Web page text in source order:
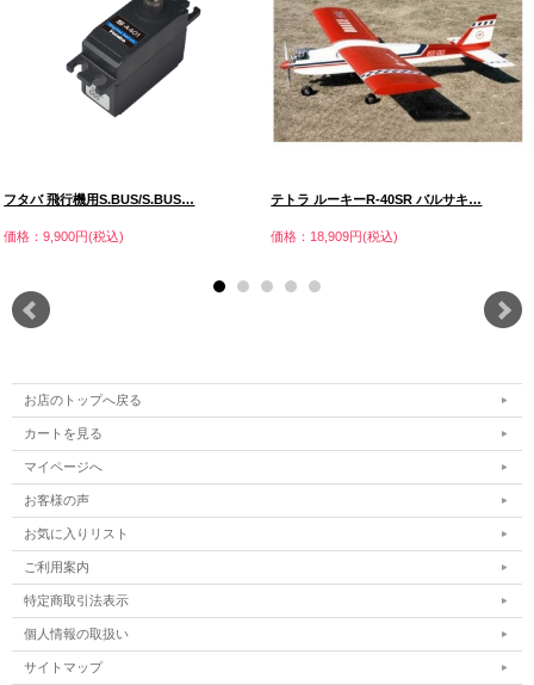
フタバ 飛行機用S.BUS/S.BUS…
価格：9,900円(税込)
テトラ ルーキーR-40SR バルサキ…
価格：18,909円(税込)
お店のトップへ戻る
カートを見る
マイページへ
お客様の声
お気に入りリスト
ご利用案内
特定商取引法表示
個人情報の取扱い
サイトマップ